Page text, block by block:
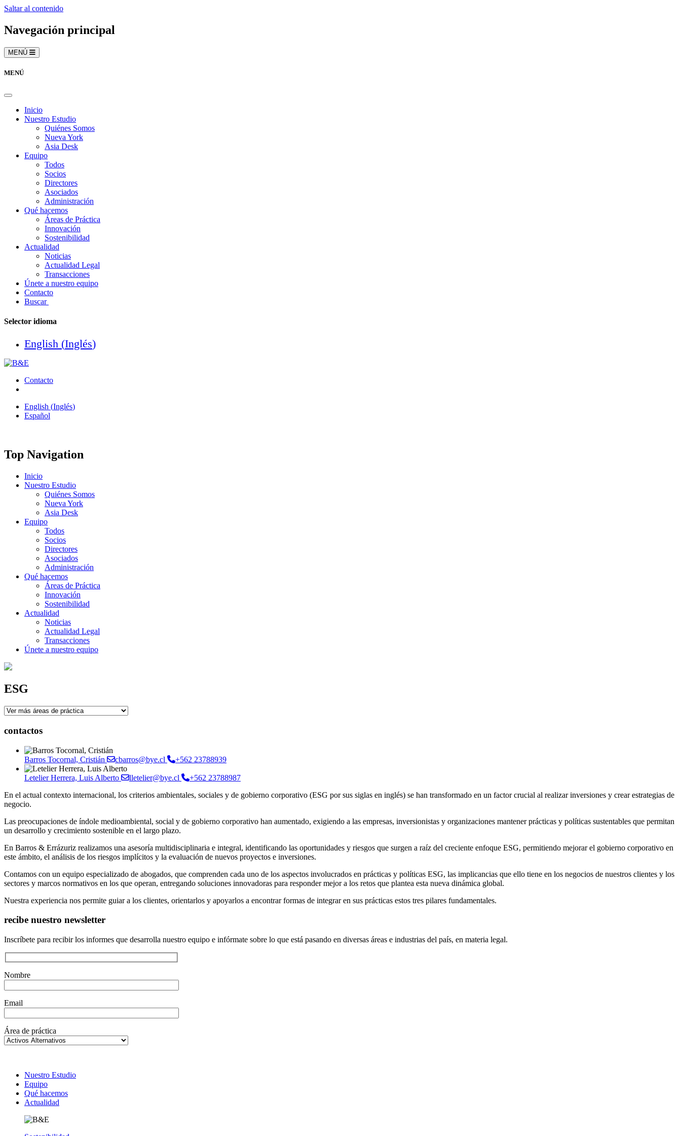
Saltar al contenido
Navegación principal
MENÚ
MENÚ
Inicio
Nuestro Estudio
Quiénes Somos
Nueva York
Asia Desk
Equipo
Todos
Socios
Directores
Asociados
Administración
Qué hacemos
Áreas de Práctica
Innovación
Sostenibilidad
Actualidad
Noticias
Actualidad Legal
Transacciones
Únete a nuestro equipo
Contacto
Buscar
Selector idioma
English (Inglés)
Contacto
English (Inglés)
Español
Top Navigation
Inicio
Nuestro Estudio
Quiénes Somos
Nueva York
Asia Desk
Equipo
Todos
Socios
Directores
Asociados
Administración
Qué hacemos
Áreas de Práctica
Innovación
Sostenibilidad
Actualidad
Noticias
Actualidad Legal
Transacciones
Únete a nuestro equipo
ESG
contactos
Barros Tocornal, Cristián cbarros@bye.cl +562 23788939
Letelier Herrera, Luis Alberto lletelier@bye.cl
+562 23788987
En el actual contexto internacional, los criterios ambientales, sociales y de gobierno corporativo (ESG por sus siglas en inglés) se han transformado en un factor crucial al realizar inversiones y crear estrategias de
negocio.
Las preocupaciones de índole medioambiental, social y de gobierno corporativo han aumentado, exigiendo a las empresas, inversionistas y organizaciones mantener prácticas y políticas sustentables que permitan
un desarrollo y crecimiento sostenible en el largo plazo.
En Barros & Errázuriz realizamos una asesoría multidisciplinaria e integral, identificando las oportunidades y riesgos que surgen a raíz del creciente enfoque ESG, permitiendo mejorar el gobierno corporativo en
este ámbito, el análisis de los riesgos implícitos y la evaluación de nuevos proyectos e inversiones.
Contamos con un equipo especializado de abogados, que comprenden cada uno de los aspectos involucrados en prácticas y políticas ESG, las implicancias que ello tiene en los negocios de nuestros clientes y los
sectores y marcos normativos en los que operan, entregando soluciones innovadoras para responder mejor a los retos que plantea esta nueva dinámica global.
Nuestra experiencia nos permite guiar a los clientes, orientarlos y apoyarlos a encontrar formas de integrar en sus prácticas estos tres pilares fundamentales.
recibe nuestro newsletter
Inscríbete para recibir los informes que desarrolla nuestro equipo e infórmate sobre lo que está pasando en diversas áreas e industrias del país, en materia legal.
Nombre
Email
Área de práctica
FooterNuestro Estudio
Equipo
Qué hacemos
Actualidad